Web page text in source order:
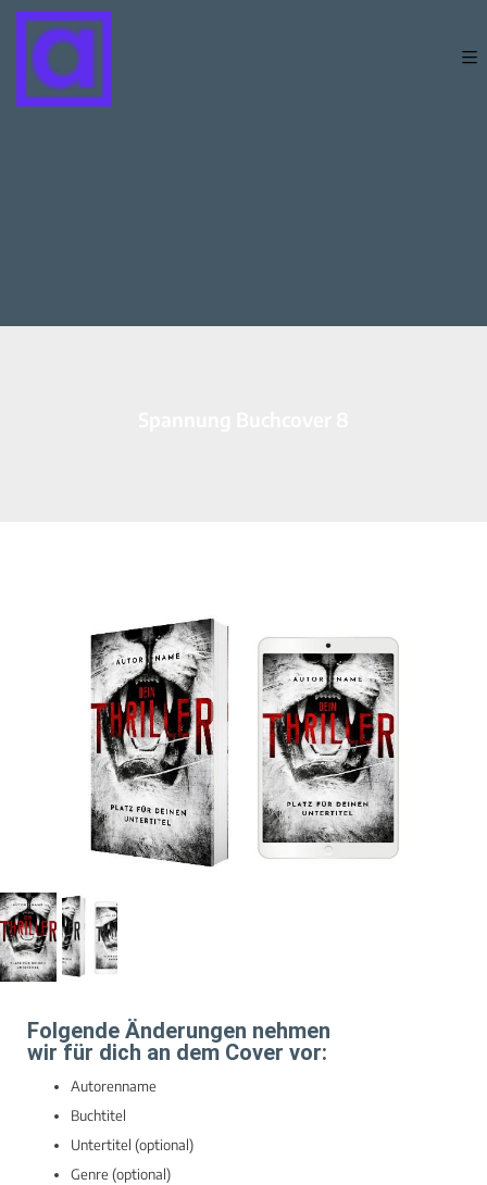
Folgende Änderungen nehmen
wir für dich an dem Cover vor:
Autorenname
Buchtitel
Untertitel (optional)
Genre (optional)